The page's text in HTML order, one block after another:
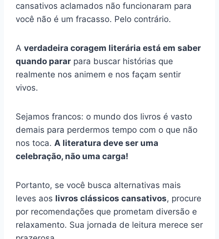
cansativos aclamados não funcionaram para
você não é um fracasso. Pelo contrário.
A verdadeira coragem literária está em saber
quando parar para buscar histórias que
realmente nos animem e nos façam sentir
vivos.
Sejamos francos: o mundo dos livros é vasto
demais para perdermos tempo com o que não
nos toca. A literatura deve ser uma
celebração, não uma carga!
Portanto, se você busca alternativas mais
leves aos livros clássicos cansativos, procure
por recomendações que prometam diversão e
relaxamento. Sua jornada de leitura merece ser